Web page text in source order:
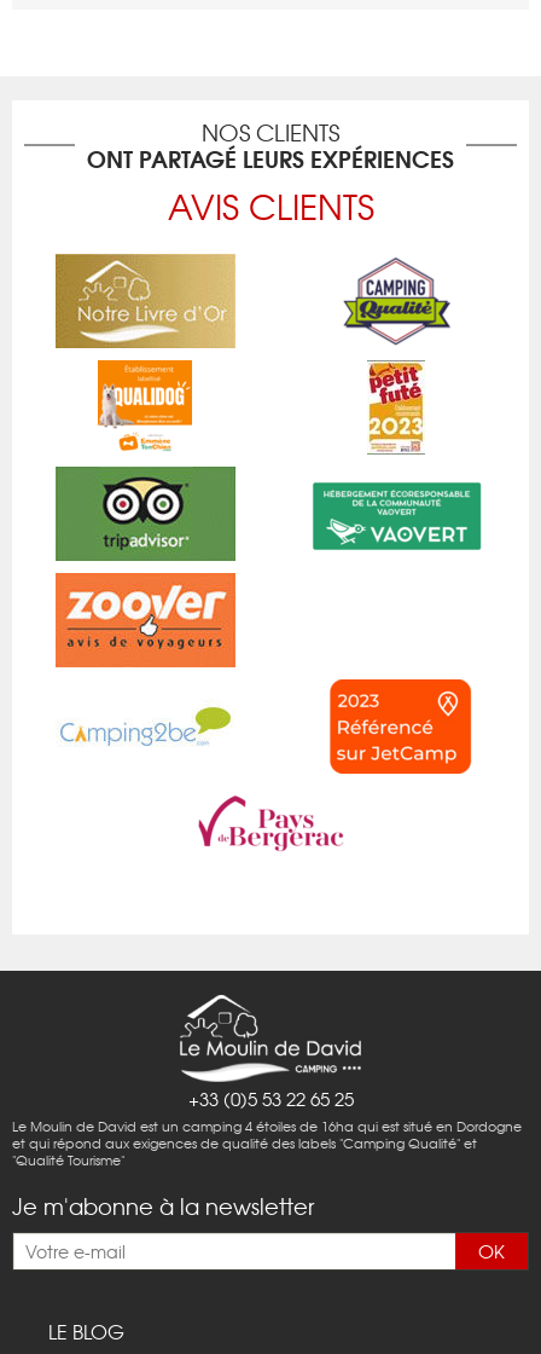
NOS CLIENTS
ONT PARTAGÉ LEURS EXPÉRIENCES
AVIS CLIENTS
+33 (0)5 53 22 65 25
Le Moulin de David est un camping 4 étoiles de 16ha qui est situé en Dordogne
et qui répond aux exigences de qualité des labels "Camping Qualité" et
"Qualité Tourisme"
Je m'abonne à la newsletter
OK
LE BLOG